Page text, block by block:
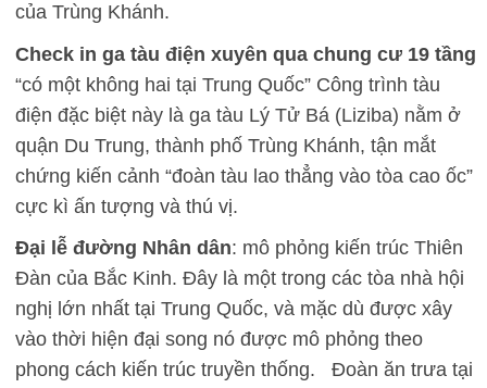
của Trùng Khánh.
Check in ga tàu điện xuyên qua chung cư 19 tầng
“có một không hai tại Trung Quốc” Công trình tàu
điện đặc biệt này là ga tàu Lý Tử Bá (Liziba) nằm ở
quận Du Trung, thành phố Trùng Khánh, tận mắt
chứng kiến cảnh “đoàn tàu lao thẳng vào tòa cao ốc”
cực kì ấn tượng và thú vị.
Đại lễ đường Nhân dân: mô phỏng kiến trúc Thiên
Đàn của Bắc Kinh. Đây là một trong các tòa nhà hội
nghị lớn nhất tại Trung Quốc, và mặc dù được xây
vào thời hiện đại song nó được mô phỏng theo
phong cách kiến trúc truyền thống. Đoàn ăn trưa tại